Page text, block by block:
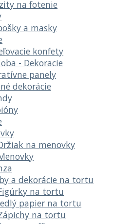
na fotenie
a masky
konfety
- Dekoracie
panely
dekorácie
na menovky
a dekorácie na tortu
na tortu
papier na tortu
na tortu